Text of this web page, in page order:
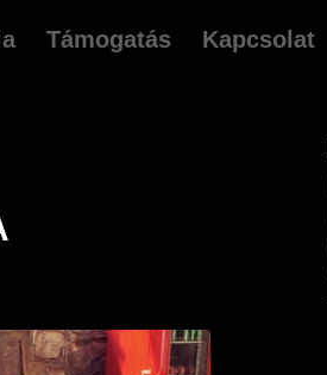
Támogatás Kapcsolat